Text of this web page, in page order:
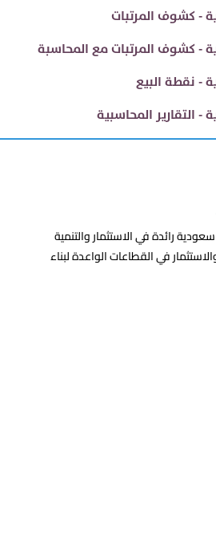
- كشوف المرتبات
- كشوف المرتبات مع المحاسبة
- نقطة البيع
- التقارير المحاسبية
رائدة في الاستثمار والتنمية
في القطاعات الواعدة لبناء